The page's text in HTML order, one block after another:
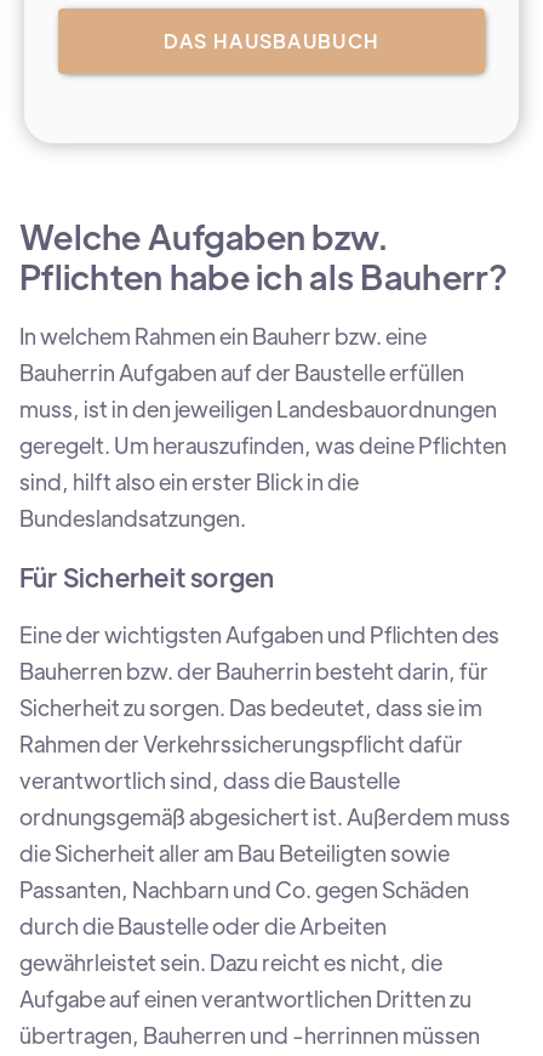
DAS HAUSBAUBUCH
Welche Aufgaben bzw.
Pflichten habe ich als Bauherr?
In welchem Rahmen ein Bauherr bzw. eine
Bauherrin Aufgaben auf der Baustelle erfüllen
muss, ist in den jeweiligen Landesbauordnungen
geregelt. Um herauszufinden, was deine Pflichten
sind, hilft also ein erster Blick in die
Bundeslandsatzungen.
Für Sicherheit sorgen
Eine der wichtigsten Aufgaben und Pflichten des
Bauherren bzw. der Bauherrin besteht darin, für
Sicherheit zu sorgen. Das bedeutet, dass sie im
Rahmen der Verkehrssicherungspflicht dafür
verantwortlich sind, dass die Baustelle
ordnungsgemäß abgesichert ist. Außerdem muss
die Sicherheit aller am Bau Beteiligten sowie
Passanten, Nachbarn und Co. gegen Schäden
durch die Baustelle oder die Arbeiten
gewährleistet sein. Dazu reicht es nicht, die
Aufgabe auf einen verantwortlichen Dritten zu
übertragen, Bauherren und -herrinnen müssen